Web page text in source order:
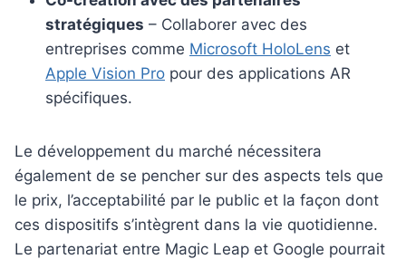
stratégiques – Collaborer avec des
entreprises comme Microsoft HoloLens et
Apple Vision Pro pour des applications AR
spécifiques.
Le développement du marché nécessitera
également de se pencher sur des aspects tels que
le prix, l’acceptabilité par le public et la façon dont
ces dispositifs s’intègrent dans la vie quotidienne.
Le partenariat entre Magic Leap et Google pourrait